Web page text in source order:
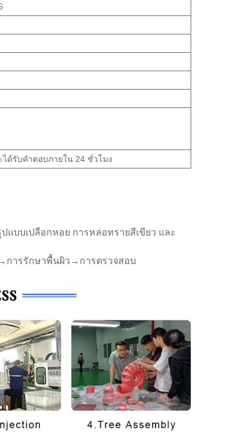
ด้รับคำตอบภายใน 24 ชั่วโมง
แบบเปลือกหอย การหล่อทรายสีเขียว และ
ารรักษาพื้นผิว→การตรวจสอบ